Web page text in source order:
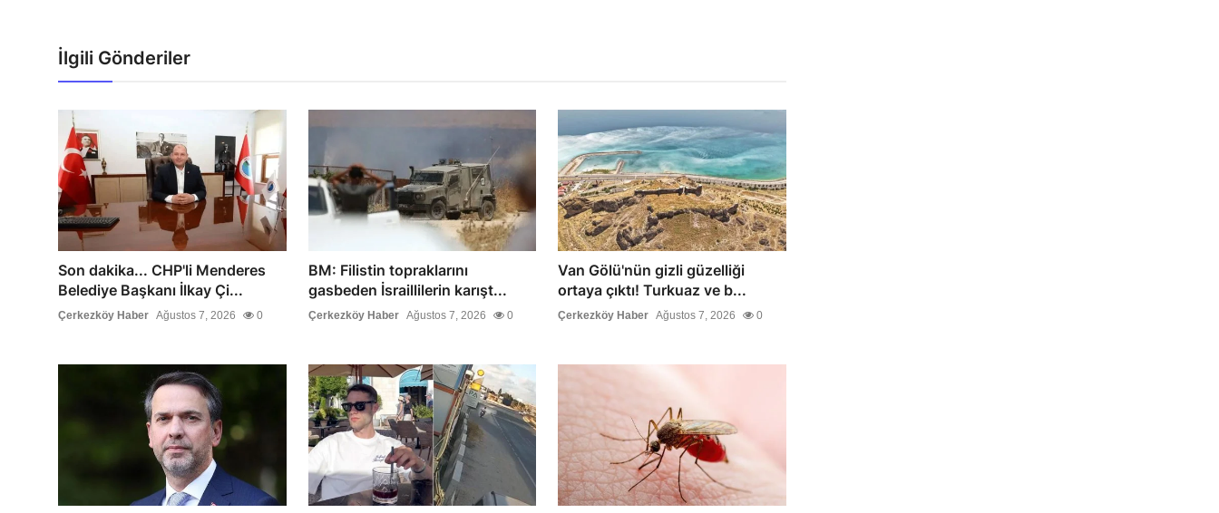
İlgili Gönderiler
Son dakika... CHP'li Menderes
Belediye Başkanı İlkay Çi...
Çerkezköy Haber Ağustos 7, 2026 0
BM: Filistin topraklarını
gasbeden İsraillilerin karışt...
Çerkezköy Haber Ağustos 7, 2026 0
Van Gölü'nün gizli güzelliği
ortaya çıktı! Turkuaz ve b...
Çerkezköy Haber Ağustos 7, 2026 0